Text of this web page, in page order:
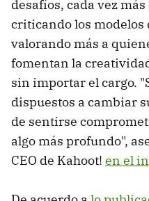
desafíos, cada vez
criticando los
valorando más a
fomentan la
sin importar el cargo.
dispuestos a cambiar
de sentirse
algo más profundo",
CEO de Kahoot! en el